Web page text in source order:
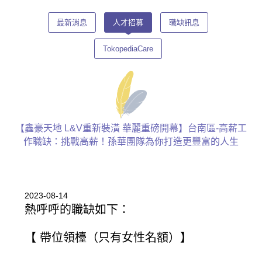
最新消息 人才招募 職缺訊息
TokopediaCare
【鑫豪天地 L&V重新裝潢 華麗重磅開幕】台南區-高薪工
作職缺：挑戰高薪！孫華團隊為你打造更豐富的人生
2023-08-14
熱呼呼的職缺如下：
【 帶位領檯（只有女性名額）】